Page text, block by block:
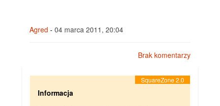
Agred - 04 marca 2011, 20:04
Brak komentarzy
Informacja